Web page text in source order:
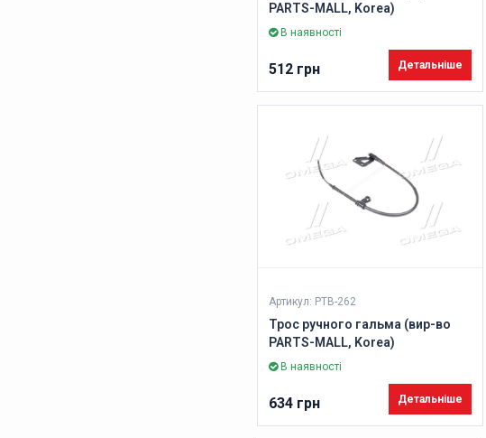
PARTS-MALL, Korea)
В наявності
512 грн Детальніше
Артикул: PTB-262
Трос ручного гальма (вир-во
PARTS-MALL, Korea)
В наявності
634 грн Детальніше